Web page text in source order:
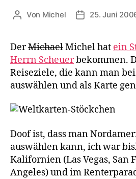
Beitragsautor
Von Michel 25. Juni
DerMichaelMichel hat ein
Herrn Scheuerbekommen.
Reiseziele, die kann man bei
auswählen und als Karte
Doof ist, dass man
auswählen kann, ich war
Kalifornien (Las Vegas, San
Angeles) und im